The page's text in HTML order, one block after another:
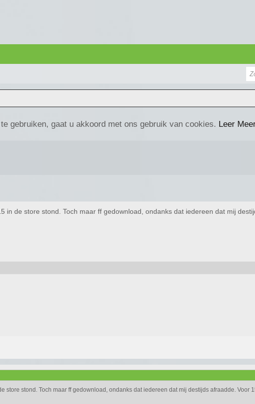
gebruiken, gaat u akkoord met ons gebruik van cookies. Leer
in de store stond. Toch maar ff gedownload, ondanks dat iedereen dat mij
store stond. Toch maar ff gedownload, ondanks dat iedereen dat mij destijds afraadde. Voor